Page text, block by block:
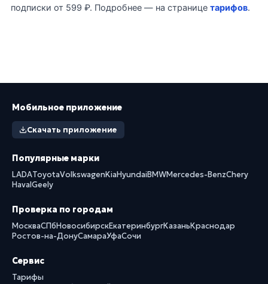
подписки от 599 ₽. Подробнее — на странице тарифов.
Мобильное приложение
Скачать приложение
Популярные марки
LADAToyotaVolkswagenKiaHyundaiBMWMercedes-BenzChery
HavalGeely
Проверка по городам
МоскваСПбНовосибирскЕкатеринбургКазаньКраснодар
Ростов-на-ДонуСамараУфаСочи
Сервис
Тарифы